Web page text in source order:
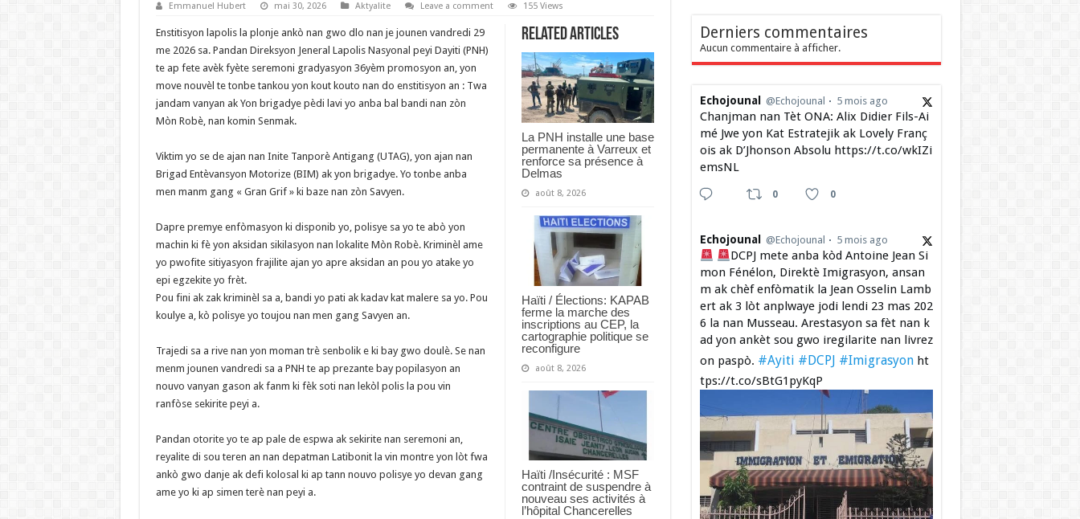
Emmanuel Hubert mai 30, 2026 Aktyalite Leave a comment 155 Views
Related Articles
La PNH installe une base
permanente à Varreux et
renforce sa présence à
Delmas
août 8, 2026
Haïti / Élections: KAPAB
ferme la marche des
inscriptions au CEP, la
cartographie politique se
reconfigure
août 8, 2026
Haïti /Insécurité : MSF
contraint de suspendre à
nouveau ses activités à
l’hôpital Chancerelles
Enstitisyon lapolis la plonje ankò nan gwo dlo nan je jounen vandredi 29
me 2026 sa. Pandan Direksyon Jeneral Lapolis Nasyonal peyi Dayiti (PNH)
te ap fete avèk fyète seremoni gradyasyon 36yèm promosyon an, yon
move nouvèl te tonbe tankou yon kout kouto nan do enstitisyon an : Twa
jandam vanyan ak Yon brigadye pèdi lavi yo anba bal bandi nan zòn
Mòn Robè, nan komin Senmak.
‎Viktim yo se de ajan nan Inite Tanporè Antigang (UTAG), yon ajan nan
Brigad Entèvansyon Motorize (BIM) ak yon brigadye. Yo tonbe anba
men manm gang « Gran Grif » ki baze nan zòn Savyen.
‎Dapre premye enfòmasyon ki disponib yo, polisye sa yo te abò yon
machin ki fè yon aksidan sikilasyon nan lokalite Mòn Robè. Kriminèl ame
yo pwofite sitiyasyon frajilite ajan yo apre aksidan an pou yo atake yo
epi egzekite yo frèt.
‎Pou fini ak zak kriminèl sa a, bandi yo pati ak kadav kat malere sa yo. Pou
koulye a, kò polisye yo toujou nan men gang Savyen an.
‎Trajedi sa a rive nan yon moman trè senbolik e ki bay gwo doulè. Se nan
menm jounen vandredi sa a PNH te ap prezante bay popilasyon an
nouvo vanyan gason ak fanm ki fèk soti nan lekòl polis la pou vin
ranfòse sekirite peyi a.
‎Pandan otorite yo te ap pale de espwa ak sekirite nan seremoni an,
reyalite di sou teren an nan depatman Latibonit la vin montre yon lòt fwa
ankò gwo danje ak defi kolosal ki ap tann nouvo polisye yo devan gang
ame yo ki ap simen terè nan peyi a.
Derniers commentaires
Aucun commentaire à afficher.
Echojounal @Echojounal 5 mois ago
Chanjman nan Tèt ONA: Alix Didier Fils-Ai
mé Jwe yon Kat Estratejik ak Lovely Franç
ois ak D’Jhonson Absolu https://t.co/wkIZi
emsNL
0 0
Echojounal @Echojounal 5 mois ago
DCPJ mete anba kòd Antoine Jean Si
mon Fénélon, Direktè Imigrasyon, ansan
m ak chèf enfòmatik la Jean Osselin Lamb
ert ak 3 lòt anplwaye jodi lendi 23 mas 202
6 la nan Musseau. Arestasyon sa fèt nan k
ad yon ankèt sou gwo iregilarite nan livrez
on paspò. #Ayiti #DCPJ #Imigrasyonht
tps://t.co/sBtG1pyKqP